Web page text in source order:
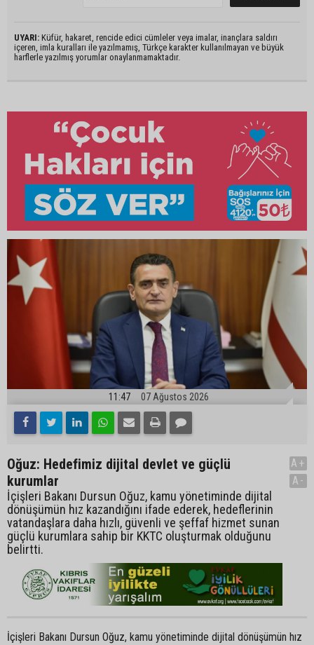
UYARI: Küfür, hakaret, rencide edici cümleler veya imalar, inançlara saldırı
içeren, imla kuralları ile yazılmamış, Türkçe karakter kullanılmayan ve büyük
harflerle yazılmış yorumlar onaylanmamaktadır.
11:47 07 Ağustos 2026
Oğuz: Hedefimiz dijital devlet ve güçlü
kurumlar
İçişleri Bakanı Dursun Oğuz, kamu yönetiminde dijital
dönüşümün hız kazandığını ifade ederek, hedeflerinin
vatandaşlara daha hızlı, güvenli ve şeffaf hizmet sunan
güçlü kurumlara sahip bir KKTC oluşturmak olduğunu
belirtti.
A+
A-
İçişleri Bakanı Dursun Oğuz, kamu yönetiminde dijital dönüşümün hız